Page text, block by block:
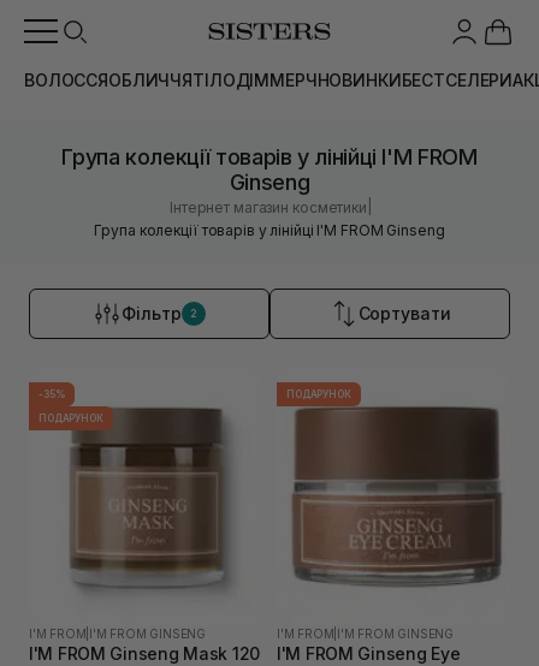
ВОЛОССЯОБЛИЧЧЯТІЛОДІММЕРЧНОВИНКИБЕСТСЕЛЕРИ
Група колекції товарів у лінійці I'M FROM
Ginseng
Інтернет магазин косметики
Група колекції товарів у лінійці I'M FROM Ginseng
Фільтр 2 Сортувати
-35%
ПОДАРУНОК
I'M FROM I'M FROM GINSENG
I'M FROM Ginseng Mask 120
ПОДАРУНОК
I'M FROM I'M FROM GINSENG
I'M FROM Ginseng Eye